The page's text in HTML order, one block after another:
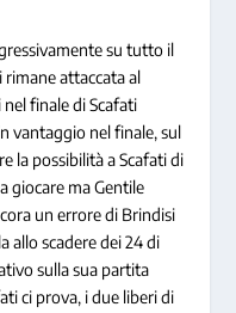
su tutto il
rimane attaccata al
finale di Scafati
vantaggio nel finale, sul
la possibilità a Scafati di
giocare ma Gentile
un errore di Brindisi
allo scadere dei 24 di
sulla sua partita
ci prova, i due liberi di